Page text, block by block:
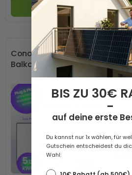
In den
Conow Lyra 2500 Pro + AC
Balkonkraftwerke
Preis
BIS ZU 30€
-
auf deine erste
Du kannst nur 1x wählen, für
Gutschein entscheidest du
Wahl: